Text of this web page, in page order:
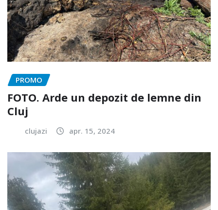
PROMO
FOTO. Arde un depozit de lemne din
Cluj
clujazi apr. 15, 2024